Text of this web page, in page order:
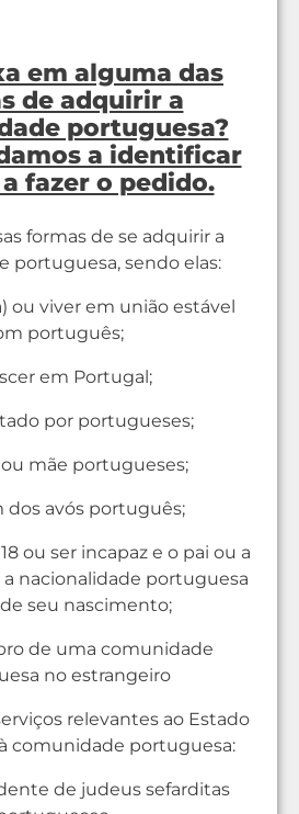
em alguma das
de adquirir a
portuguesa?
a identificar
fazer o pedido.
formas de se adquirir a
portuguesa, sendo elas:
ou viver em união estável
português;
em Portugal;
por portugueses;
ou mãe portugueses;
dos avós português;
ou ser incapaz e o pai ou a
nacionalidade portuguesa
seu nascimento;
de uma comunidade
no estrangeiro
relevantes ao Estado
comunidade portuguesa:
de judeus sefarditas